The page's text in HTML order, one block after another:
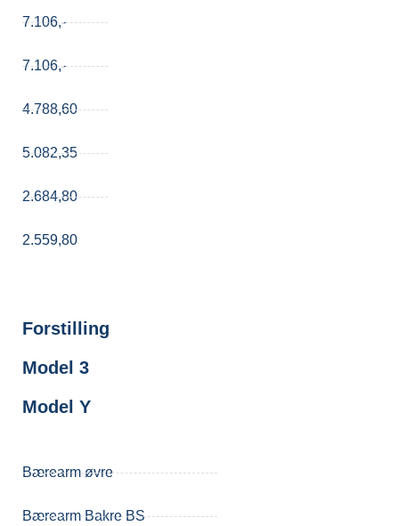
7.106,-
7.106,-
4.788,60
5.082,35
2.684,80
2.559,80
Forstilling
Model 3
Model Y
Bærearm øvre
Bærearm Bakre BS